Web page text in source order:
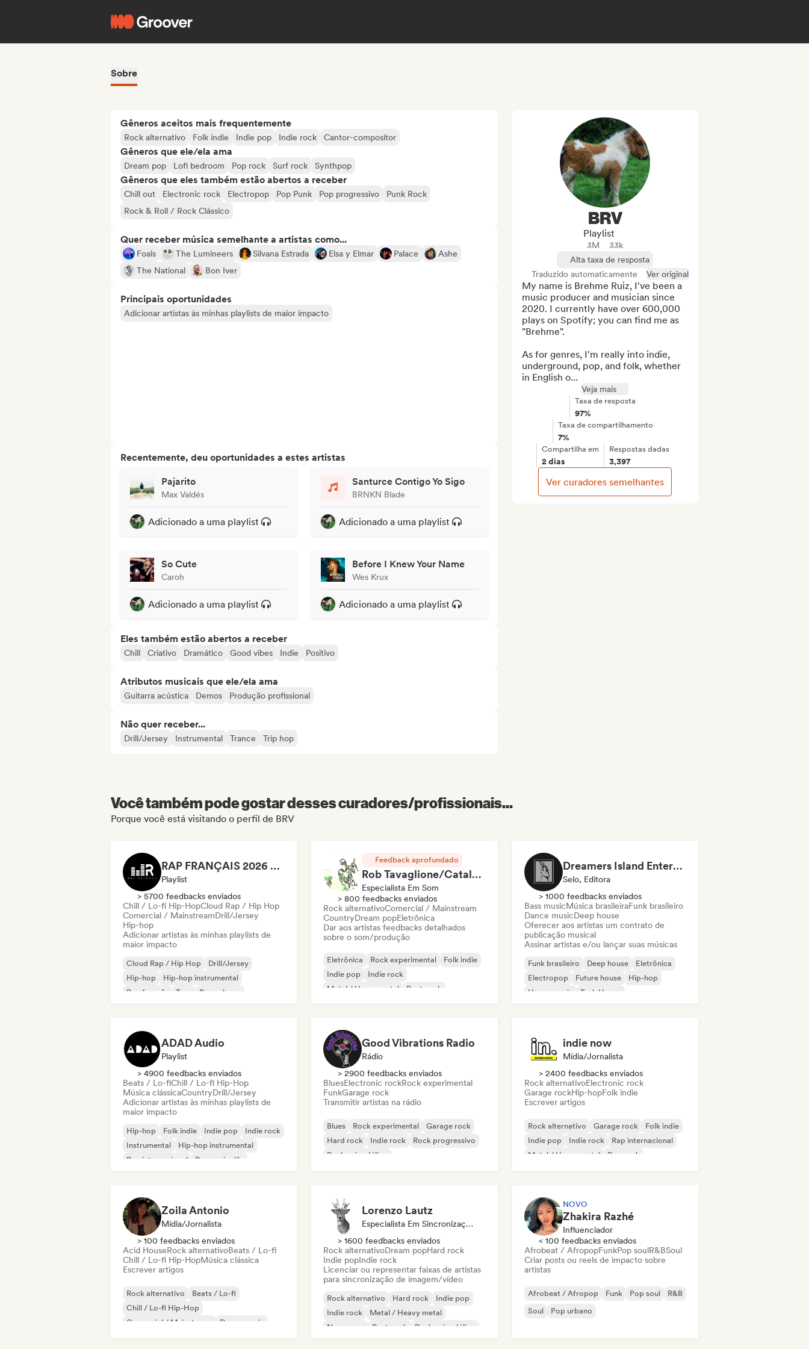
Sobre
Gêneros aceitos mais frequentemente
Rock alternativo Folk indie Indie pop Indie rock Cantor-compositor
Gêneros que ele/ela ama
Dream pop Lofi bedroom Pop rock Surf rock Synthpop
Gêneros que eles também estão abertos a receber
Chill out Electronic rock Electropop Pop Punk Pop progressivo
Punk Rock
Rock & Roll / Rock Clássico
Quer receber música semelhante a artistas como...
Foals The Lumineers Silvana Estrada Elsa y Elmar Palace
Ashe
The National
Bon Iver
Principais oportunidades
Adicionar artistas às minhas playlists de maior impacto
Recentemente, deu oportunidades a estes artistas
Pajarito
Max Valdés
Adicionado a uma playlist
Santurce Contigo Yo Sigo
BRNKN Blade
Adicionado a uma playlist
So Cute
Caroh
Adicionado a uma playlist
Before I Knew Your Name
Wes Krux
Adicionado a uma playlist
Eles também estão abertos a receber
Chill Criativo Dramático Good vibes Indie Positivo
Atributos musicais que ele/ela ama
Guitarra acústica Demos Produção profissional
Não quer receber...
Drill/Jersey Instrumental Trance Trip hop
BRV
Playlist
3M
33k
Alta taxa de resposta
Traduzido automaticamente
Ver original
My name is Brehme Ruiz, I've been a
music producer and musician since
2020. I currently have over 600,000
plays on Spotify; you can find me as
"Brehme".
As for genres, I'm really into indie,
underground, pop, and folk, whether
in English o...
Veja mais
Taxa de resposta
97%
Taxa de compartilhamento
7%
Compartilha em
2 dias
Respostas dadas
3,397
Ver curadores semelhantes
Você também pode gostar desses curadores/profissionais...
Porque você está visitando o perfil de BRV
RAP FRANÇAIS 2026 🔥🇫🇷 (Way Records)
Playlist
> 5700 feedbacks enviados
Chill / Lo-fi Hip-HopCloud Rap / Hip Hop
Comercial / MainstreamDrill/Jersey
Hip-hop
Adicionar artistas às minhas playlists de
maior impacto
Cloud Rap / Hip Hop
Drill/Jersey
Hip-hop
Hip-hop instrumental
Rap francês
Trap
Pop urbano
Feedback aprofundado
Rob Tavaglione/Catalyst Recording
Especialista Em Som
> 800 feedbacks enviados
Rock alternativoComercial / Mainstream
CountryDream popEletrônica
Dar aos artistas feedbacks detalhados
sobre o som/produção
Eletrônica Rock experimental
Folk indie
Indie pop
Indie rock
Metal / Heavy metal
Post punk
Dreamers Island Entertainment
Selo, Editora
> 1000 feedbacks enviados
Bass musicMúsica brasileiraFunk brasileiro
Dance musicDeep house
Oferecer aos artistas um contrato de
publicação musical
Assinar artistas e/ou lançar suas músicas
Funk brasileiro Deep house
Eletrônica
Electropop
Future house
Hip-hop
House music
Tech House
ADAD Audio
Playlist
> 4900 feedbacks enviados
Beats / Lo-fiChill / Lo-fi Hip-Hop
Música clássicaCountryDrill/Jersey
Adicionar artistas às minhas playlists de
maior impacto
Hip-hop Folk indie Indie pop
Indie rock
Instrumental
Hip-hop instrumental
Rap internacional
Rap em inglês
Good Vibrations Radio
Rádio
> 2900 feedbacks enviados
BluesElectronic rockRock experimental
FunkGarage rock
Transmitir artistas na rádio
Blues Rock experimental
Garage rock
Hard rock
Indie rock
Rock progressivo
Rock psicodélico
indie now
Mídia/Jornalista
> 2400 feedbacks enviados
Rock alternativoElectronic rock
Garage rockHip-hopFolk indie
Escrever artigos
Rock alternativo Garage rock
Folk indie
Indie pop
Indie rock
Rap internacional
Metal / Heavy metal
Pop rock
Zoila Antonio
Mídia/Jornalista
> 100 feedbacks enviados
Acid HouseRock alternativoBeats / Lo-fi
Chill / Lo-fi Hip-HopMúsica clássica
Escrever artigos
Rock alternativo
Beats / Lo-fi
Chill / Lo-fi Hip-Hop
Comercial / Mainstream
Dance music
Lorenzo Lautz
Especialista Em Sincronização
> 1600 feedbacks enviados
Rock alternativoDream popHard rock
Indie popIndie rock
Licenciar ou representar faixas de artistas
para sincronização de imagem/vídeo
Rock alternativo Hard rock
Indie pop
Indie rock
Metal / Heavy metal
New wave
Post punk Rock psicodélico
NOVO
Zhakira Razhé
Influenciador
< 100 feedbacks enviados
Afrobeat / AfropopFunkPop soulR&BSoul
Criar posts ou reels de impacto sobre
artistas
Afrobeat / Afropop Funk Pop soul
R&B
Soul
Pop urbano